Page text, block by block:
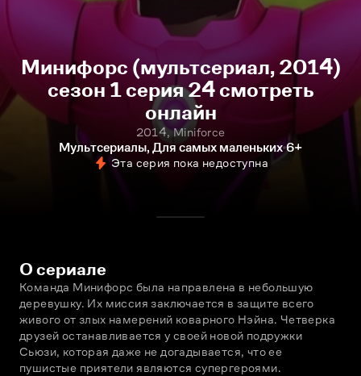
Минифорс (мультсериал, 2014)
сезон 1 серия 24 смотреть
онлайн
2014, Miniforce
Мультсериалы, Для самых маленьких 6+
Эта серия пока недоступна
О сериале
Команда Минифорс была направлена в небольшую
деревушку. Их миссия заключается в защите всего
живого от злых намерений коварного Нэйна. Четверка
друзей останавливается у своей новой подружки
Сьюзи, которая даже не догадывается, что ее
пушистые приятели являются супергероями.